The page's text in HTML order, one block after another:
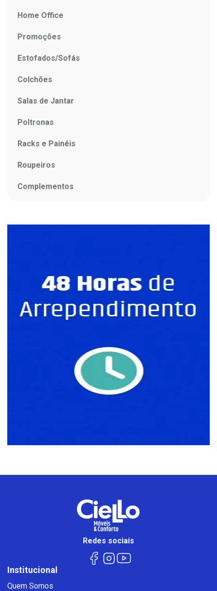
Home Office
Promoções
Estofados/Sofás
Colchões
Salas de Jantar
Poltronas
Racks e Painéis
Roupeiros
Complementos
Redes sociais
Institucional
Quem Somos